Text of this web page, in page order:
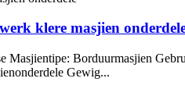
klere masjien
Masjientipe: Borduurmasjien
Gewig...